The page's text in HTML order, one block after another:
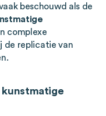
beschouwd als de
complexe
de replicatie van
kunstmatige